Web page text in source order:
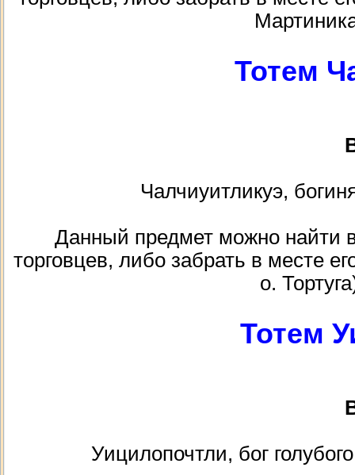
Тотем
Чалчиуитликуэ,
Данный предмет можно найти
торговцев, либо забрать в месте
о.
Тотем
Уицилопочтли, бог